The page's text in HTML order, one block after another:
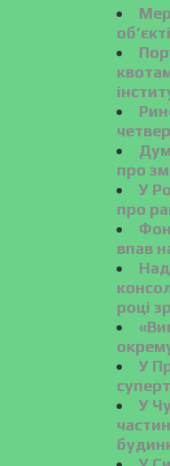
четвер
про
У
про
впав
році
У
У